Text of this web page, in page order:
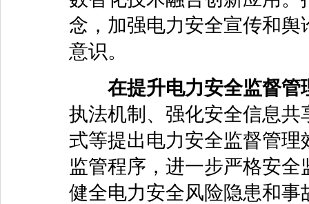
念，加强电力安全宣传和
意识。
在提升电力安全监督管
执法机制、强化安全信息
式等提出电力安全监督管
监管程序，进一步严格安
健全电力安全风险隐患和